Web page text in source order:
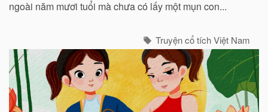
ngoài năm mươi tuổi mà chưa có lấy một mụn con...
Truyện cổ tích Việt Nam